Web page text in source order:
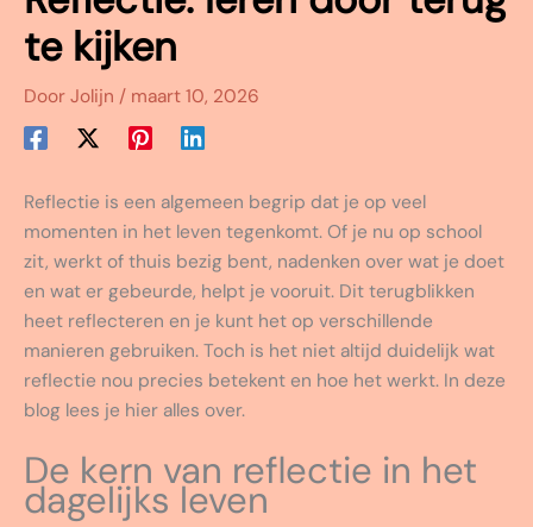
te kijken
Door Jolijn / maart 10, 2026
Reflectie is een algemeen begrip dat je op veel
momenten in het leven tegenkomt. Of je nu op school
zit, werkt of thuis bezig bent, nadenken over wat je doet
en wat er gebeurde, helpt je vooruit. Dit terugblikken
heet reflecteren en je kunt het op verschillende
manieren gebruiken. Toch is het niet altijd duidelijk wat
reflectie nou precies betekent en hoe het werkt. In deze
blog lees je hier alles over.
De kern van reflectie in het
dagelijks leven